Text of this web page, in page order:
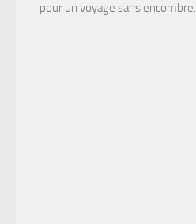
pour un voyage sans encombre.